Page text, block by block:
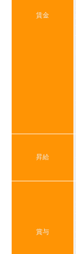
賃金
昇給
賞与